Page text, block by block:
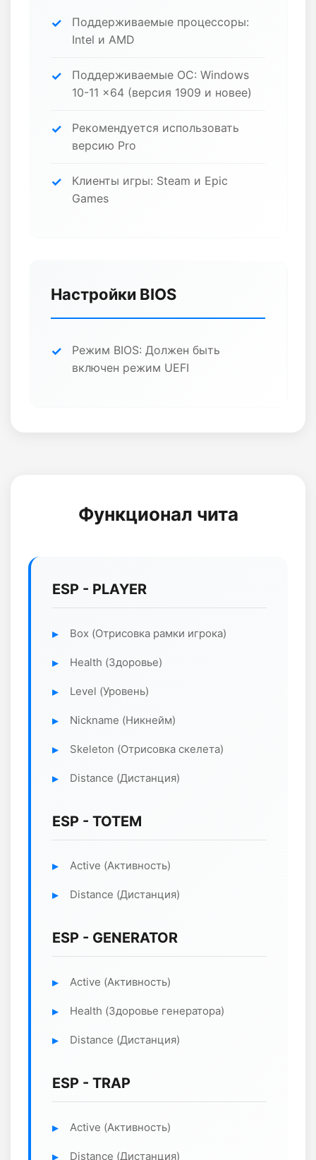
Поддерживаемые процессоры:
Intel и AMD
Поддерживаемые ОС: Windows
10-11 x64 (версия 1909 и новее)
Рекомендуется использовать
версию Pro
Клиенты игры: Steam и Epic
Games
Настройки BIOS
Режим BIOS: Должен быть
включен режим UEFI
Функционал чита
ESP - PLAYER
Box (Отрисовка рамки игрока)
Health (Здоровье)
Level (Уровень)
Nickname (Никнейм)
Skeleton (Отрисовка скелета)
Distance (Дистанция)
ESP - TOTEM
Active (Активность)
Distance (Дистанция)
ESP - GENERATOR
Active (Активность)
Health (Здоровье генератора)
Distance (Дистанция)
ESP - TRAP
Active (Активность)
Distance (Дистанция)